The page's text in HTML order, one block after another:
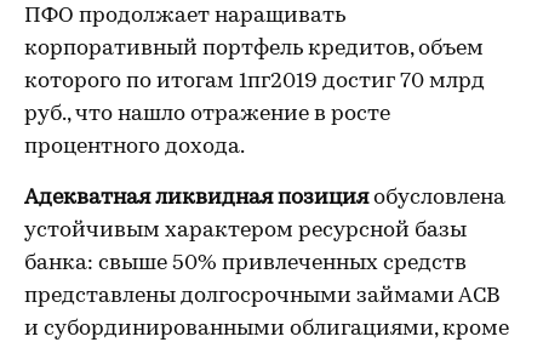
ПФО продолжает наращивать
корпоративный портфель кредитов, объем
которого по итогам 1пг2019 достиг 70 млрд
руб., что нашло отражение в росте
процентного дохода.
Адекватная ликвидная позицияобусловлена
устойчивым характером ресурсной базы
банка: свыше 50% привлеченных средств
представлены долгосрочными займами АСВ
и субординированными облигациями, кроме